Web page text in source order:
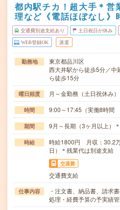
都内駅チカ！超大手＊
理など《電話ほぼなし》
交通費別途支給あり 土日祝日が休み
WEB登録OK 派遣
勤務地
東京都品川区
西大井駅から徒歩5分／中
ら徒歩15分
曜日頻度 月～金勤務（土日祝休み）
時間 9:00～17:45（実働8時間
期間 9月～長期（3ヶ月以上）
時給
時給1800円 月収：30.2
日）＊残業代は別途支給
交通費
交通費支給
仕事内容
・注文書、納品書、請求
処理・経費予算の予実績